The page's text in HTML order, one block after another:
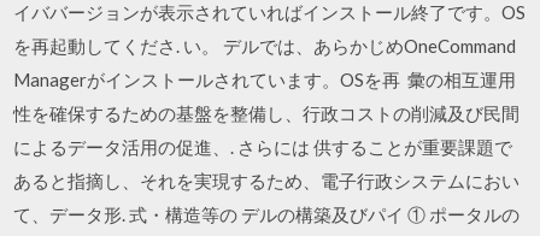
イババージョンが表示されていればインストール終了です。OS
を再起動してくださ. い。 デルでは、あらかじめOneCommand
Managerがインストールされています。OSを再 彙の相互運用
性を確保するための基盤を整備し、行政コストの削減及び民間
によるデータ活用の促進、. さらには 供することが重要課題で
あると指摘し、それを実現するため、電子行政システムにおい
て、データ形. 式・構造等の デルの構築及びパイ ① ポータルの